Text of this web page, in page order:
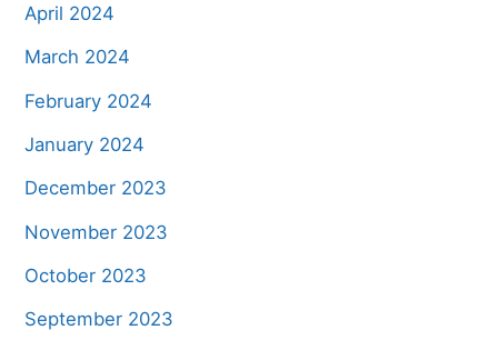
April 2024
March 2024
February 2024
January 2024
December 2023
November 2023
October 2023
September 2023